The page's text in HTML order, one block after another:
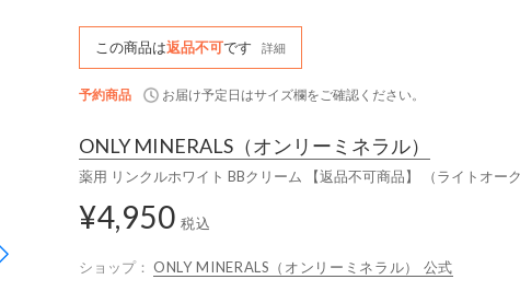
この商品は返品不可です 詳細
予約商品 お届け予定日はサイズ欄をご確認ください。
ONLY MINERALS （オンリーミネラル）
薬用 リンクルホワイト BBクリーム 【返品不可商品】 （ライトオーク
¥4,950 税込
ショップ： ONLY MINERALS（オンリーミネラル） 公式